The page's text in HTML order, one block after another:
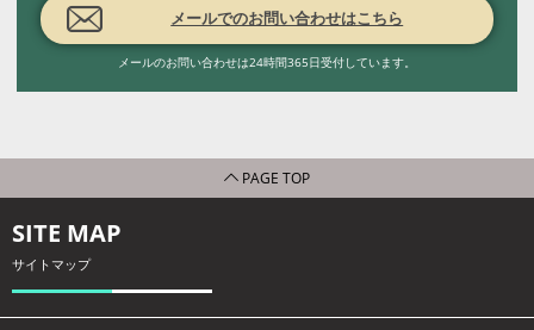
メールでのお問い合わせはこちら
メールのお問い合わせは24時間365日受付しています。
PAGE TOP
SITE MAP
サイトマップ